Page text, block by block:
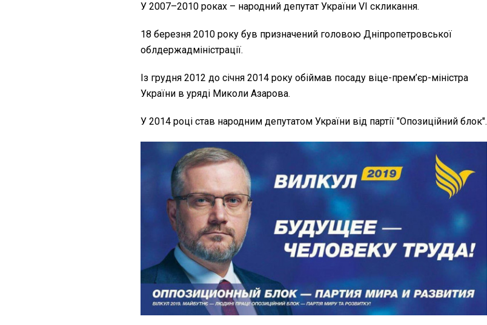
У 2007–2010 роках – народний депутат України VI скликання.
18 березня 2010 року був призначений головою Дніпропетровської
облдержадміністрації.
Із грудня 2012 до січня 2014 року обіймав посаду віце-прем’єр-міністра
України в уряді Миколи Азарова.
У 2014 році став народним депутатом України від партії "Опозиційний блок".